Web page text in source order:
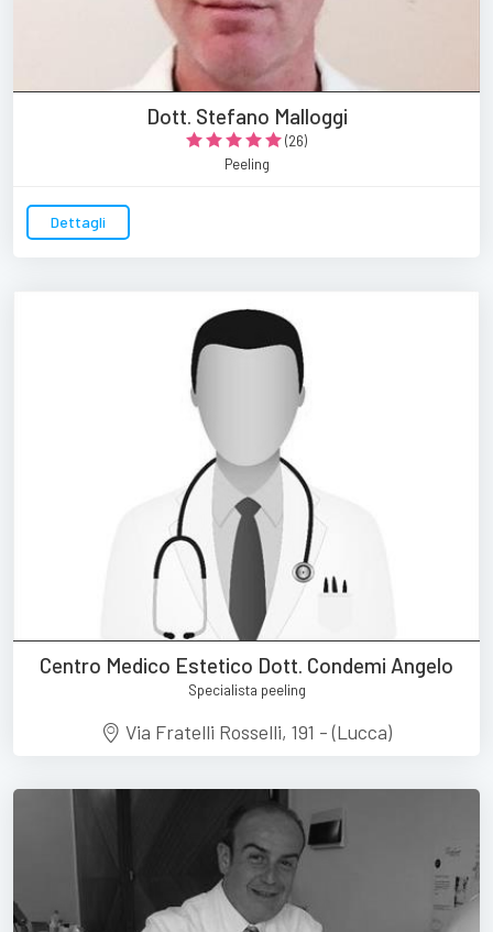
Dott. Stefano Malloggi
(26)
Peeling
Dettagli
Centro Medico Estetico Dott. Condemi Angelo
Specialista peeling
Via Fratelli Rosselli, 191 - (Lucca)